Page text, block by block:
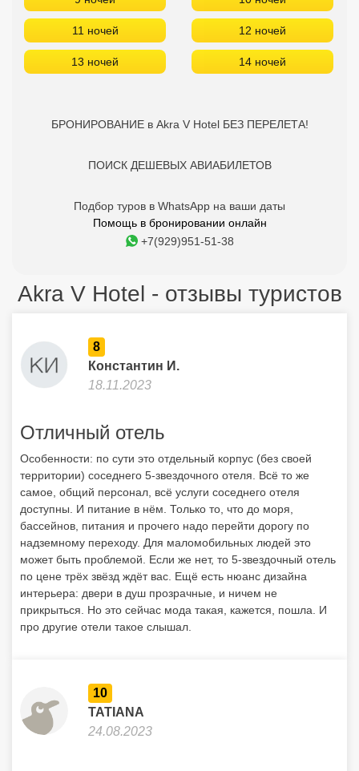
11 ночей 12 ночей
13 ночей 14 ночей
БРОНИРОВАНИЕ в Akra V Hotel БЕЗ ПЕРЕЛЕТА!
ПОИСК ДЕШЕВЫХ АВИАБИЛЕТОВ
Подбор туров в WhatsApp на ваши даты
Помощь в бронировании онлайн
+7(929)951-51-38
Akra V Hotel - отзывы туристов
8
Константин И.
18.11.2023
Отличный отель
Особенности: по сути это отдельный корпус (без своей
территории) соседнего 5-звездочного отеля. Всё то же
самое, общий персонал, всё услуги соседнего отеля
доступны. И питание в нём. Только то, что до моря,
бассейнов, питания и прочего надо перейти дорогу по
надземному переходу. Для маломобильных людей это
может быть проблемой. Если же нет, то 5-звездочный отель
по цене трёх звёзд ждёт вас. Ещё есть нюанс дизайна
интерьера: двери в душ прозрачные, и ничем не
прикрыться. Но это сейчас мода такая, кажется, пошла. И
про другие отели такое слышал.
10
TATIANA
24.08.2023